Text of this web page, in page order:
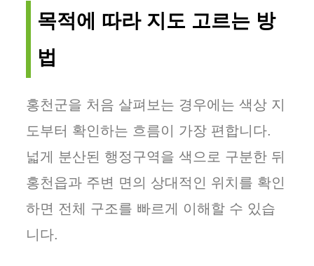
목적에 따라 지도 고르는 방
법
홍천군을 처음 살펴보는 경우에는 색상 지
도부터 확인하는 흐름이 가장 편합니다.
넓게 분산된 행정구역을 색으로 구분한 뒤
홍천읍과 주변 면의 상대적인 위치를 확인
하면 전체 구조를 빠르게 이해할 수 있습
니다.